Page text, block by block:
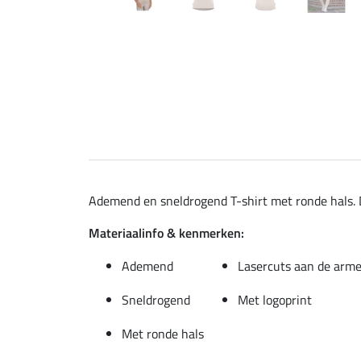
Ademend en sneldrogend T-shirt met ronde
Materiaalinfo & kenmerken:
Ademend
Lasercuts aan de
Sneldrogend
Met logoprint
Met ronde hals